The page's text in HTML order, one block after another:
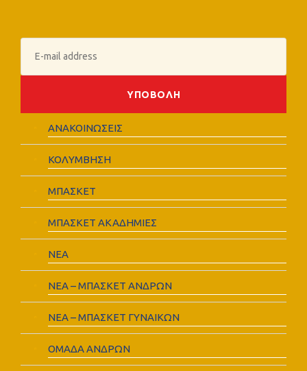
ΑΝΑΚΟΙΝΩΣΕΙΣ
ΚΟΛΥΜΒΗΣΗ
ΜΠΑΣΚΕΤ
ΜΠΑΣΚΕΤ ΑΚΑΔΗΜΙΕΣ
ΝΕΑ
ΝΕΑ – ΜΠΑΣΚΕΤ ΑΝΔΡΩΝ
ΝΕΑ – ΜΠΑΣΚΕΤ ΓΥΝΑΙΚΩΝ
ΟΜΑΔΑ ΑΝΔΡΩΝ